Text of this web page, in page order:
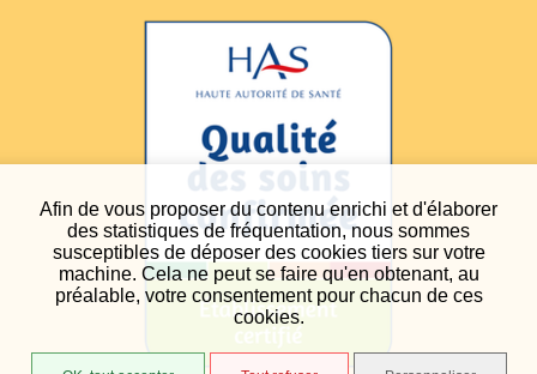
Afin de vous proposer du contenu enrichi et d'élaborer
des statistiques de fréquentation, nous sommes
susceptibles de déposer des cookies tiers sur votre
machine. Cela ne peut se faire qu'en obtenant, au
préalable, votre consentement pour chacun de ces
cookies.